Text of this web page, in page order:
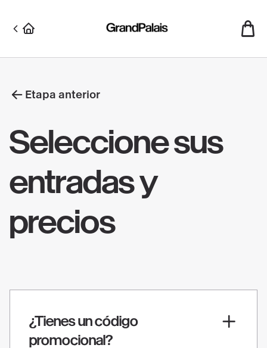
content
Etapa anterior
Seleccione sus
entradas y
precios
¿Tienes un código
promocional?